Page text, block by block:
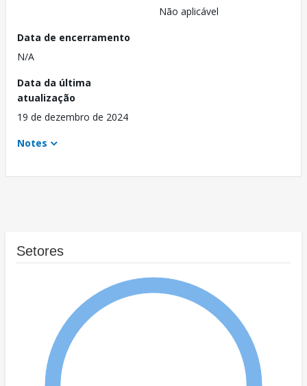
Não aplicável
Data de encerramento
N/A
Data da última
atualização
19 de dezembro de 2024
Notes
Setores